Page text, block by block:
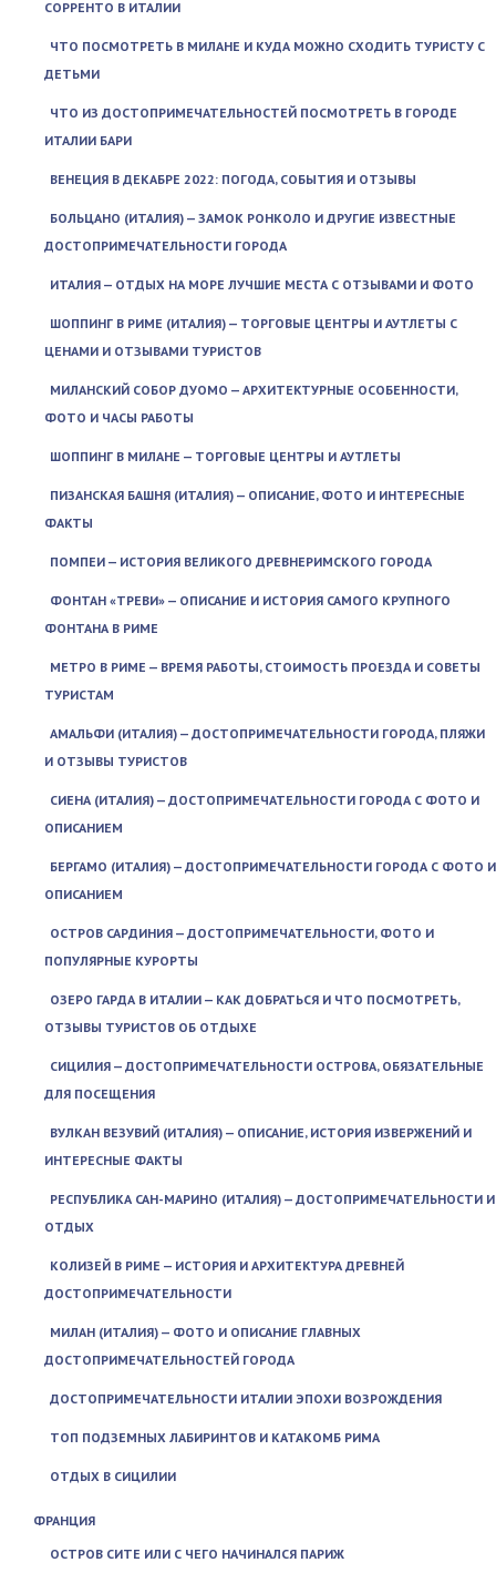
СОРРЕНТО В ИТАЛИИ
ЧТО ПОСМОТРЕТЬ В МИЛАНЕ И КУДА МОЖНО СХОДИТЬ ТУРИСТУ С
ДЕТЬМИ
ЧТО ИЗ ДОСТОПРИМЕЧАТЕЛЬНОСТЕЙ ПОСМОТРЕТЬ В ГОРОДЕ
ИТАЛИИ БАРИ
ВЕНЕЦИЯ В ДЕКАБРЕ 2022: ПОГОДА, СОБЫТИЯ И ОТЗЫВЫ
БОЛЬЦАНО (ИТАЛИЯ) — ЗАМОК РОНКОЛО И ДРУГИЕ ИЗВЕСТНЫЕ
ДОСТОПРИМЕЧАТЕЛЬНОСТИ ГОРОДА
ИТАЛИЯ — ОТДЫХ НА МОРЕ ЛУЧШИЕ МЕСТА С ОТЗЫВАМИ И ФОТО
ШОППИНГ В РИМЕ (ИТАЛИЯ) — ТОРГОВЫЕ ЦЕНТРЫ И АУТЛЕТЫ С
ЦЕНАМИ И ОТЗЫВАМИ ТУРИСТОВ
МИЛАНСКИЙ СОБОР ДУОМО — АРХИТЕКТУРНЫЕ ОСОБЕННОСТИ,
ФОТО И ЧАСЫ РАБОТЫ
ШОППИНГ В МИЛАНЕ — ТОРГОВЫЕ ЦЕНТРЫ И АУТЛЕТЫ
ПИЗАНСКАЯ БАШНЯ (ИТАЛИЯ) — ОПИСАНИЕ, ФОТО И ИНТЕРЕСНЫЕ
ФАКТЫ
ПОМПЕИ — ИСТОРИЯ ВЕЛИКОГО ДРЕВНЕРИМСКОГО ГОРОДА
ФОНТАН «ТРЕВИ» — ОПИСАНИЕ И ИСТОРИЯ САМОГО КРУПНОГО
ФОНТАНА В РИМЕ
МЕТРО В РИМЕ — ВРЕМЯ РАБОТЫ, СТОИМОСТЬ ПРОЕЗДА И СОВЕТЫ
ТУРИСТАМ
АМАЛЬФИ (ИТАЛИЯ) — ДОСТОПРИМЕЧАТЕЛЬНОСТИ ГОРОДА, ПЛЯЖИ
И ОТЗЫВЫ ТУРИСТОВ
СИЕНА (ИТАЛИЯ) — ДОСТОПРИМЕЧАТЕЛЬНОСТИ ГОРОДА С ФОТО И
ОПИСАНИЕМ
БЕРГАМО (ИТАЛИЯ) — ДОСТОПРИМЕЧАТЕЛЬНОСТИ ГОРОДА С ФОТО И
ОПИСАНИЕМ
ОСТРОВ САРДИНИЯ — ДОСТОПРИМЕЧАТЕЛЬНОСТИ, ФОТО И
ПОПУЛЯРНЫЕ КУРОРТЫ
ОЗЕРО ГАРДА В ИТАЛИИ — КАК ДОБРАТЬСЯ И ЧТО ПОСМОТРЕТЬ,
ОТЗЫВЫ ТУРИСТОВ ОБ ОТДЫХЕ
СИЦИЛИЯ — ДОСТОПРИМЕЧАТЕЛЬНОСТИ ОСТРОВА, ОБЯЗАТЕЛЬНЫЕ
ДЛЯ ПОСЕЩЕНИЯ
ВУЛКАН ВЕЗУВИЙ (ИТАЛИЯ) — ОПИСАНИЕ, ИСТОРИЯ ИЗВЕРЖЕНИЙ И
ИНТЕРЕСНЫЕ ФАКТЫ
РЕСПУБЛИКА САН-МАРИНО (ИТАЛИЯ) — ДОСТОПРИМЕЧАТЕЛЬНОСТИ И
ОТДЫХ
КОЛИЗЕЙ В РИМЕ — ИСТОРИЯ И АРХИТЕКТУРА ДРЕВНЕЙ
ДОСТОПРИМЕЧАТЕЛЬНОСТИ
МИЛАН (ИТАЛИЯ) — ФОТО И ОПИСАНИЕ ГЛАВНЫХ
ДОСТОПРИМЕЧАТЕЛЬНОСТЕЙ ГОРОДА
ДОСТОПРИМЕЧАТЕЛЬНОСТИ ИТАЛИИ ЭПОХИ ВОЗРОЖДЕНИЯ
ТОП ПОДЗЕМНЫХ ЛАБИРИНТОВ И КАТАКОМБ РИМА
ОТДЫХ В СИЦИЛИИ
ФРАНЦИЯ
ОСТРОВ СИТЕ ИЛИ С ЧЕГО НАЧИНАЛСЯ ПАРИЖ